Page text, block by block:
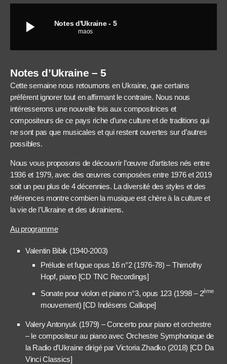
play_arrow Notes d'Ukraine - 5
maos
Notes d’Ukraine – 5
Cette semaine nous retournons en Ukraine, que certains
préfèrent ignorer tout en affirmant le contraire. Nous nous
intéresserons une nouvelle fois aux compositrices et
compositeurs de ce pays riche d’une culture et de traditions qui
ne sont pas que musicales et qui restent ouvertes sur d’autres
possibles.
Nous vous proposons de découvrir l’œuvre d’artistes nés entre
1936 et 1979, avec des œuvres composées entre 1976 et 2019
soit un peu plus de 4 décennies. La diversité des styles et des
références montre combien la musique est chère à la culture et
la vie de l’Ukraine et des ukrainiens.
Au programme
Valentin Bibik (1940-2003)
Prélude et fugue opus 16 n°2 (1976-78) – Thimothy
Hopf, piano [CD TNC Recordings]
Sonate pour violon et piano n°3, opus 123 (1998 – 2ème
mouvement) [CD Indésens Calliope]
Valery Antonyuk (1979) – Concerto pour piano et orchestre
– le compositeur au piano avec Orchestre Symphonique de
la Radio d’Ukraine dirigé par Victoria Zhadko (2018) [CD Da
Vinci Classics]